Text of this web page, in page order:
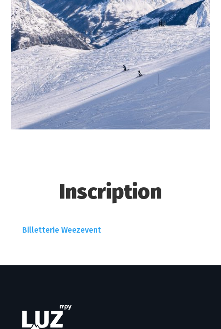
Inscription
Billetterie Weezevent